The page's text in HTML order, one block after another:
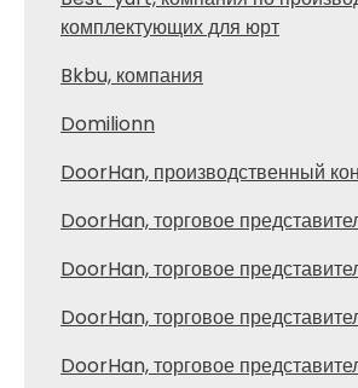
комплектующих для юрт
Bkbu, компания
Domilionn
DoorHan, производственный
DoorHan, торговое
DoorHan, торговое
DoorHan, торговое
DoorHan, торговое